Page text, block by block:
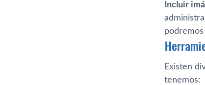
Incluir
Existen
tenemos: